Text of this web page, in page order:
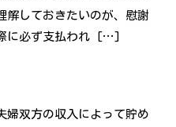
解しておきたいのが、慰謝
に必ず支払われ […]
婦双方の収入によって貯め